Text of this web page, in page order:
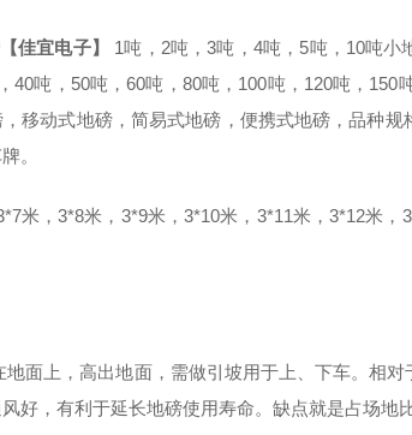
佳宜电子】 1吨，2吨，3吨，4吨，5吨，10吨
40吨，50吨，60吨，80吨，100吨，120吨，
移动式地磅，简易式地磅，便携式地磅，品种
。
米，3*8米，3*9米，3*10米，3*11米，3*12米
面上，高出地面，需做引坡用于上、下车。相
好，有利于延长地磅使用寿命。缺点就是占场地比